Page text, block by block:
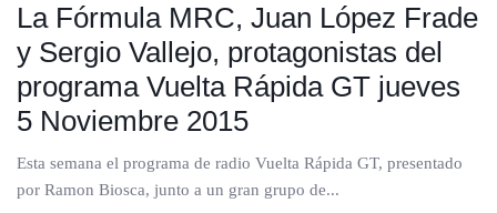
La Fórmula MRC, Juan López Frade
y Sergio Vallejo, protagonistas del
programa Vuelta Rápida GT jueves
5 Noviembre 2015
Esta semana el programa de radio Vuelta Rápida GT, presentado
por Ramon Biosca, junto a un gran grupo de...